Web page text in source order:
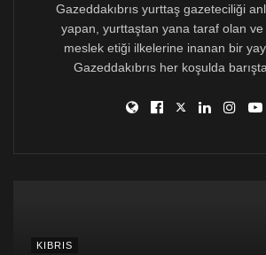
Gazeddakıbrıs yurttaş gazeteciliği
yapan, yurttaştan yana taraf olan ve
meslek etiği ilkelerine inanan bir
Gazeddakıbrıs her koşulda
KIBRIS